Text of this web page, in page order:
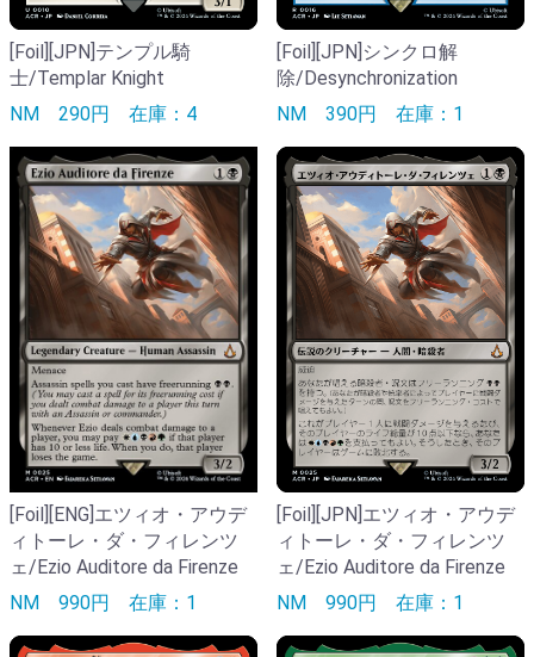
[Foil][JPN]テンプル騎
士/Templar Knight
NM 290円 在庫：4
[Foil][JPN]シンクロ解
除/Desynchronization
NM 390円 在庫：1
[Foil][ENG]エツィオ・アウデ
ィトーレ・ダ・フィレンツ
ェ/Ezio Auditore da Firenze
NM 990円 在庫：1
[Foil][JPN]エツィオ・アウデ
ィトーレ・ダ・フィレンツ
ェ/Ezio Auditore da Firenze
NM 990円 在庫：1